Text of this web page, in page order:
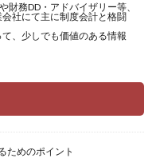
財務DD・アドバイザリー等、
社にて主に制度会計と格闘
、少しでも価値のある情報
ためのポイント